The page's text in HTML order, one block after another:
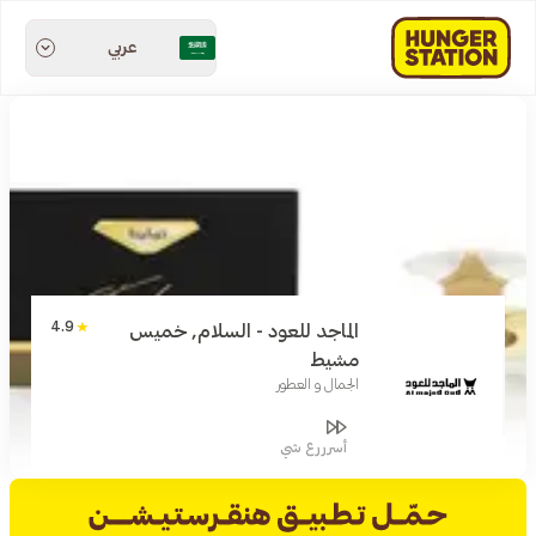
عربي
الماجد للعود - السلام, خميس
مشيط
الجمال و العطور
4.9
أسرررع شي